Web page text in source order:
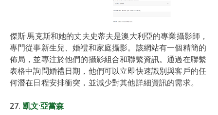
傑斯·馬克斯和她的丈夫史蒂夫是澳大利亞的專業攝影師，
專門從事新生兒、婚禮和家庭攝影。該網站有一個精簡的
佈局，並專注於他們的攝影組合和聯繫資訊。通過在聯繫
表格中詢問婚禮日期，他們可以立即快速識別與客戶的任
何潛在日程安排衝突，並減少對其他詳細資訊的需求。
27. 凱文·亞當森